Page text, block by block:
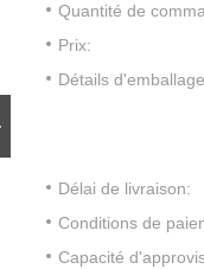
Quantité de
Prix:
Détails
Délai de livraison:
Conditions de
Capacité